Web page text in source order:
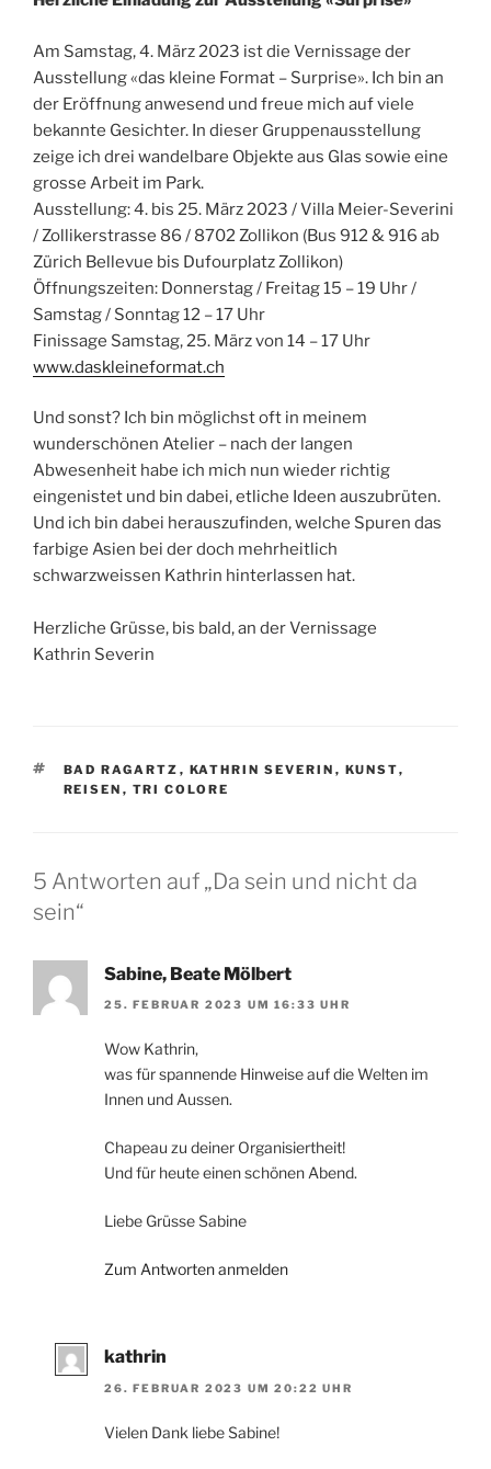
Am Samstag, 4. März 2023 ist die Vernissage der
Ausstellung «das kleine Format – Surprise». Ich bin an
der Eröffnung anwesend und freue mich auf viele
bekannte Gesichter. In dieser Gruppenausstellung
zeige ich drei wandelbare Objekte aus Glas sowie eine
grosse Arbeit im Park.
Ausstellung: 4. bis 25. März 2023 / Villa Meier-Severini
/ Zollikerstrasse 86 / 8702 Zollikon (Bus 912 & 916 ab
Zürich Bellevue bis Dufourplatz Zollikon)
Öffnungszeiten: Donnerstag / Freitag 15 – 19 Uhr /
Samstag / Sonntag 12 – 17 Uhr
Finissage Samstag, 25. März von 14 – 17 Uhr
www.daskleineformat.ch
Und sonst? Ich bin möglichst oft in meinem
wunderschönen Atelier – nach der langen
Abwesenheit habe ich mich nun wieder richtig
eingenistet und bin dabei, etliche Ideen auszubrüten.
Und ich bin dabei herauszufinden, welche Spuren das
farbige Asien bei der doch mehrheitlich
schwarzweissen Kathrin hinterlassen hat.
Herzliche Grüsse, bis bald, an der Vernissage
Kathrin Severin
SCHLAGWÖRTER
BAD RAGARTZ , KATHRIN SEVERIN , KUNST,
REISEN , TRI COLORE
5 Antworten auf „Da sein und nicht da
sein“
Sabine, Beate Mölbert
25. FEBRUAR 2023 UM 16:33 UHR
Wow Kathrin,
was für spannende Hinweise auf die Welten im
Innen und Aussen.
Chapeau zu deiner Organisiertheit!
Und für heute einen schönen Abend.
Liebe Grüsse Sabine
Zum Antworten anmelden
kathrin
26. FEBRUAR 2023 UM 20:22 UHR
Vielen Dank liebe Sabine!